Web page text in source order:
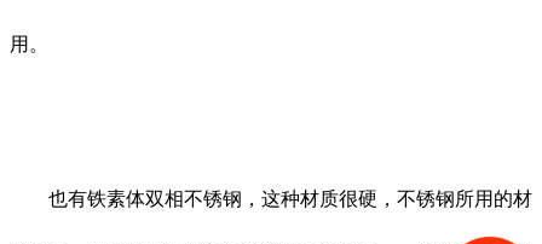
用。
也有铁素体双相不锈钢，这种材质很硬，不锈钢所用的材